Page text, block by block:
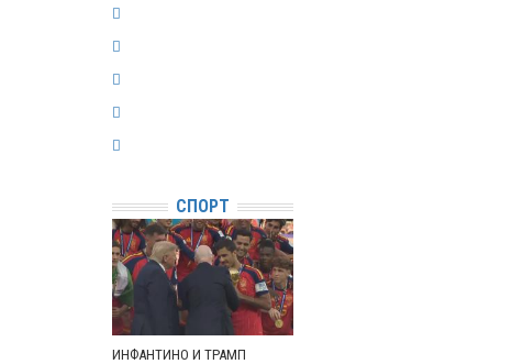
СПОРТ
ИНФАНТИНО И ТРАМП